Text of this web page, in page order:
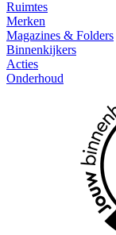
Ruimtes
Merken
Magazines & Folders
Binnenkijkers
Acties
Onderhoud